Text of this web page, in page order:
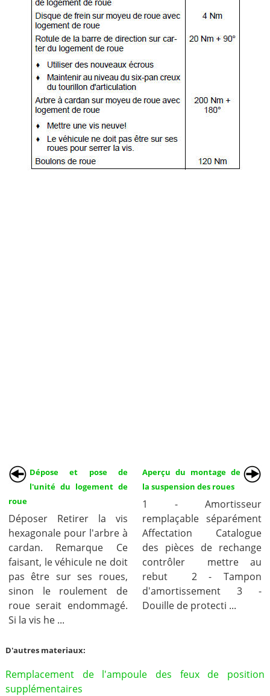
Dépose et pose de
l'unité du logement de
roue
Déposer Retirer la vis
hexagonale pour l'arbre à
cardan. Remarque Ce
faisant, le véhicule ne doit
pas être sur ses roues,
sinon le roulement de
roue serait endommagé.
Si la vis he ...
Aperçu du montage de
la suspension des roues
1 - Amortisseur
remplaçable séparément
Affectation Catalogue
des pièces de rechange
contrôler mettre au
rebut 2 - Tampon
d'amortissement 3 -
Douille de protecti ...
D'autres materiaux:
Remplacement de l'ampoule des feux de position
supplémentaires